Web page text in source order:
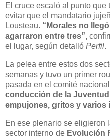
El cruce escaló al punto
evitar que el mandatario
Lousteau. “Morales no
agarraron entre tres”,
el lugar, según detalló Perfil.
La pelea entre estos dos
semanas y tuvo un primer
pasada en el comité
conducción de la Juventud
empujones, gritos y varios
En ese plenario se eligieron
sector interno de Evolución